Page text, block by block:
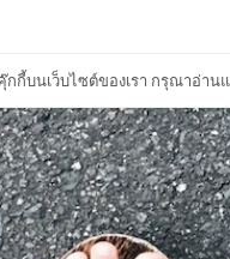
กกี้บนเว็บไซต์ของเรา กรุณาอ่าน